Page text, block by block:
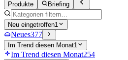
Produkte Briefing
Neu eingetroffen1
Neues377
Im Trend diesen Monat1
Im Trend diesen Monat254